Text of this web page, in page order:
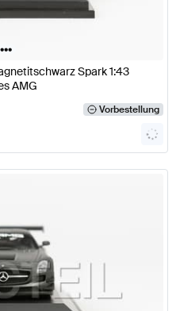
•••
Spark 1:43
AMG
Vorbestellung